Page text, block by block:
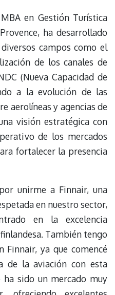
en Gestión Turística
ha desarrollado
campos como el
de los canales de
(Nueva Capacidad de
a la evolución de las
aerolíneas y agencias de
visión estratégica con
de los mercados
fortalecer la presencia
unirme a Finnair, una
en nuestro sector,
en la excelencia
También tengo
Finnair, ya que comencé
de la aviación con esta
ha sido un mercado muy